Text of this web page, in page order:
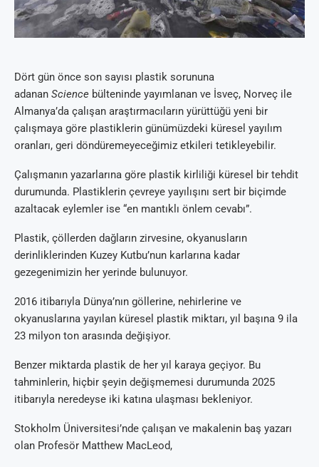
Dört gün önce son sayısı plastik sorununa
adanan Science bülteninde yayımlanan ve İsveç, Norveç ile
Almanya’da çalışan araştırmacıların yürüttüğü yeni bir
çalışmaya göre plastiklerin günümüzdeki küresel yayılım
oranları, geri döndüremeyeceğimiz etkileri tetikleyebilir.
Çalışmanın yazarlarına göre plastik kirliliği küresel bir tehdit
durumunda. Plastiklerin çevreye yayılışını sert bir biçimde
azaltacak eylemler ise “en mantıklı önlem cevabı”.
Plastik, çöllerden dağların zirvesine, okyanusların
derinliklerinden Kuzey Kutbu’nun karlarına kadar
gezegenimizin her yerinde bulunuyor.
2016 itibarıyla Dünya’nın göllerine, nehirlerine ve
okyanuslarına yayılan küresel plastik miktarı, yıl başına 9 ila
23 milyon ton arasında değişiyor.
Benzer miktarda plastik de her yıl karaya geçiyor. Bu
tahminlerin, hiçbir şeyin değişmemesi durumunda 2025
itibarıyla neredeyse iki katına ulaşması bekleniyor.
Stokholm Üniversitesi’nde çalışan ve makalenin baş yazarı
olan Profesör Matthew MacLeod,